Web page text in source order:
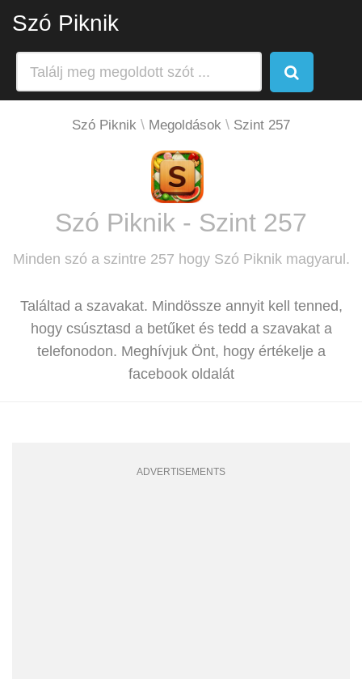
Szó Piknik
Szó Piknik Megoldások Szint 257
Szó Piknik - Szint 257
Minden szó a szintre 257 hogy Szó Piknik magyarul.
Találtad a szavakat. Mindössze annyit kell tenned,
hogy csúsztasd a betűket és tedd a szavakat a
telefonodon. Meghívjuk Önt, hogy értékelje a
facebook oldalát
ADVERTISEMENTS